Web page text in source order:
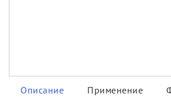
Описание Применение